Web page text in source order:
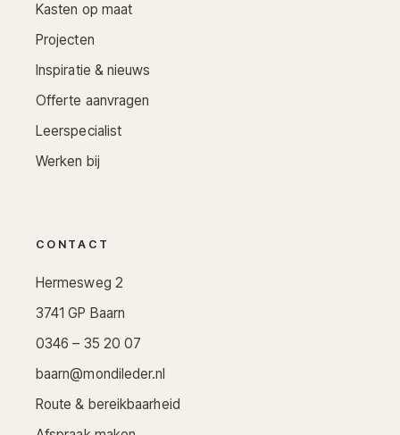
Kasten op maat
Projecten
Inspiratie & nieuws
Offerte aanvragen
Leerspecialist
Werken bij
CONTACT
Hermesweg 2
3741 GP Baarn
0346 – 35 20 07
baarn@mondileder.nl
Route & bereikbaarheid